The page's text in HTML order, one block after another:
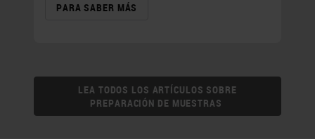
PARA SABER MÁS
LEA TODOS LOS ARTÍCULOS SOBRE
PREPARACIÓN DE MUESTRAS